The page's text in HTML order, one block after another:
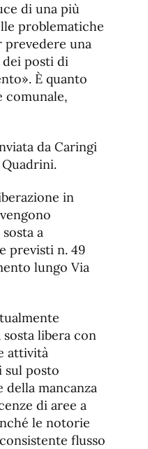
di una più
problematiche
prevedere una
posti di
È quanto
comunale,
da Caringi
in
a
previsti n. 49
lungo Via
libera con
attività
sul posto
mancanza
di aree a
le notorie
flusso